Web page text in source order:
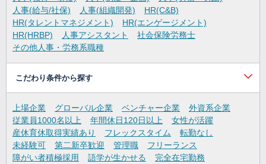
人事(給与/社保)
人事(組織開発)
HR(C&B)
HR(タレントマネジメント)
HR(エンゲージメント)
HR(HRBP)
人事アシスタント
社会保険労務士
その他人事・労務系職種
こだわり条件から探す
上場企業 グローバル企業 ベンチャー企業
外資系企業
従業員1000名以上
年間休日120日以上
女性が活躍
産休育休取得実績あり
フレックスタイム
転勤なし
未経験可
第二新卒歓迎 管理職
フリーランス
障がい者積極採用
語学が生かせる
完全在宅勤務